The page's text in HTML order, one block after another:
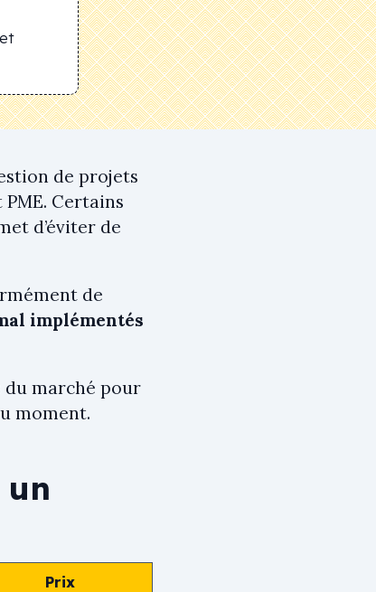
de projets
Certains
d’éviter de
de
implémentés
du marché pour
moment.
Prix